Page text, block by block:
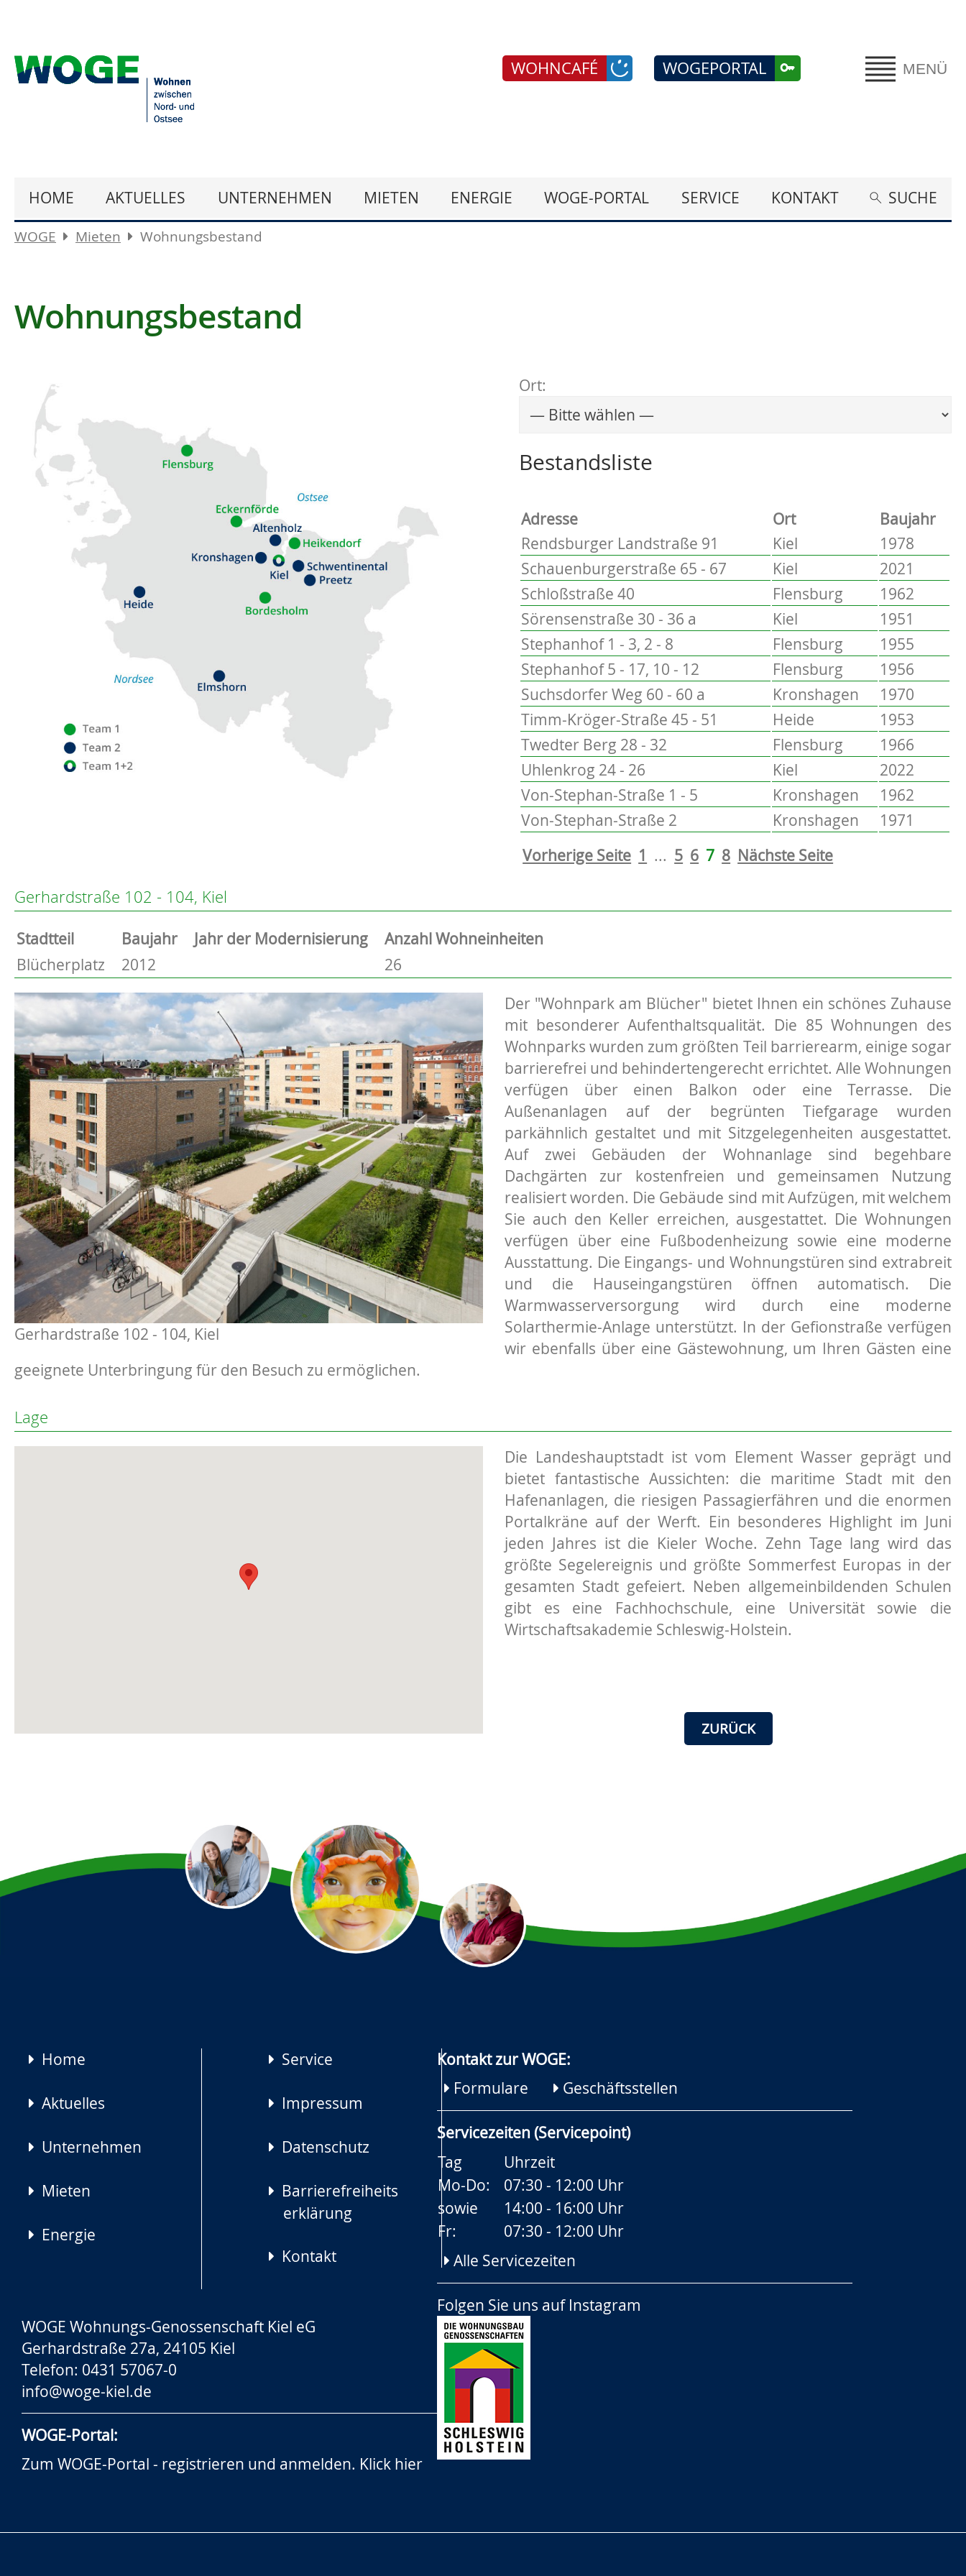
MENÜ
WOGEPORTAL
WOHNCAFÉ
HOME AKTUELLES UNTERNEHMEN MIETEN ENERGIE WOGE-PORTAL SERVICE KONTAKT SUCHE
WOGE Mieten Wohnungsbestand
Wohnungsbestand
Heikendorf
Kronshagen
Kiel
Schwentinental
Preetz
Heide
Bordesholm
Elmshorn
Ort:
Wählen Sie einen Ort, um zur entsprechenden Seite zu
Bestandsliste
Adresse Ort
Baujahr
Rendsburger Landstraße 91
Kiel
1978
Schauenburgerstraße 65 - 67
Kiel
2021
Schloßstraße 40
Flensburg
1962
Sörensenstraße 30 - 36 a
Kiel
1951
Stephanhof 1 - 3, 2 - 8
Flensburg
1955
Stephanhof 5 - 17, 10 - 12
Flensburg
1956
Suchsdorfer Weg 60 - 60 a
Kronshagen
1970
Timm-Kröger-Straße 45 - 51
Heide
1953
Twedter Berg 28 - 32
Flensburg
1966
Uhlenkrog 24 - 26
Kiel
2022
Von-Stephan-Straße 1 - 5
Kronshagen
1962
Von-Stephan-Straße 2
Kronshagen
1971
Vorherige Seite 1 ... 5 6 7 8 Nächste Seite
Gerhardstraße 102 - 104, Kiel
Stammdaten
Basisdaten zur Immobilie
Stadtteil Baujahr Jahr der Modernisierung
Anzahl Wohneinheiten
Blücherplatz
2012 26
Gerhardstraße 102 - 104, Kiel
Beschreibung
Der "Wohnpark am Blücher" bietet Ihnen ein schönes Zuhause
mit besonderer Aufenthaltsqualität. Die 85 Wohnungen des
Wohnparks wurden zum größten Teil barrierearm, einige sogar
barrierefrei und behindertengerecht errichtet. Alle Wohnungen
verfügen über einen Balkon oder eine Terrasse. Die
Außenanlagen auf der begrünten Tiefgarage wurden
parkähnlich gestaltet und mit Sitzgelegenheiten ausgestattet.
Auf zwei Gebäuden der Wohnanlage sind begehbare
Dachgärten zur kostenfreien und gemeinsamen Nutzung
realisiert worden. Die Gebäude sind mit Aufzügen, mit welchem
Sie auch den Keller erreichen, ausgestattet. Die Wohnungen
verfügen über eine Fußbodenheizung sowie eine moderne
Ausstattung. Die Eingangs- und Wohnungstüren sind extrabreit
und die Hauseingangstüren öffnen automatisch. Die
Warmwasserversorgung wird durch eine moderne
Solarthermie-Anlage unterstützt. In der Gefionstraße verfügen
wir ebenfalls über eine Gästewohnung, um Ihren Gästen eine
geeignete Unterbringung für den Besuch zu ermöglichen.
Lage
Die Landeshauptstadt ist vom Element Wasser geprägt und
bietet fantastische Aussichten: die maritime Stadt mit den
Hafenanlagen, die riesigen Passagierfähren und die enormen
Portalkräne auf der Werft. Ein besonderes Highlight im Juni
jeden Jahres ist die Kieler Woche. Zehn Tage lang wird das
größte Segelereignis und größte Sommerfest Europas in der
gesamten Stadt gefeiert. Neben allgemeinbildenden Schulen
gibt es eine Fachhochschule, eine Universität sowie die
Wirtschaftsakademie Schleswig-Holstein.
ZURÜCK
Navigation
Home
Aktuelles
Unternehmen
Mieten
Energie
Service
Impressum
Datenschutz
Barrierefreiheits
erklärung
Kontakt
Kontakt zur WOGE:
Formulare
Geschäftsstellen
Servicezeiten (Servicepoint)
Tag
Uhrzeit
Mo-Do:
07:30 - 12:00 Uhr
sowie
14:00 - 16:00 Uhr
Fr:
07:30 - 12:00 Uhr
Alle Servicezeiten
Folgen Sie uns auf Instagram
WOGE Wohnungs-Genossenschaft Kiel eG
Gerhardstraße 27a, 24105 Kiel
Telefon: 0431 57067-0
info@woge-kiel.de
WOGE-Portal:
Zum WOGE-Portal - registrieren und anmelden. Klick hier